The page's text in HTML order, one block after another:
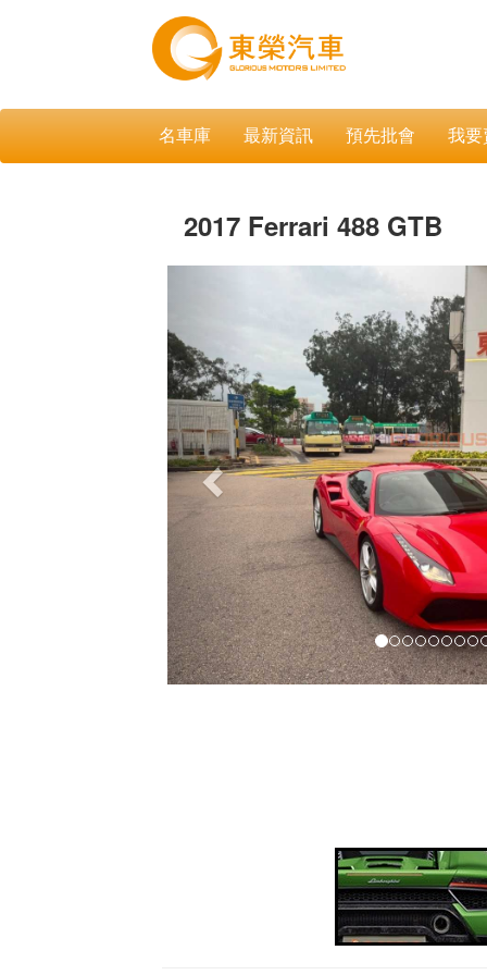
名車庫 最新資訊 預先批會 我要
2017 Ferrari 488 GTB